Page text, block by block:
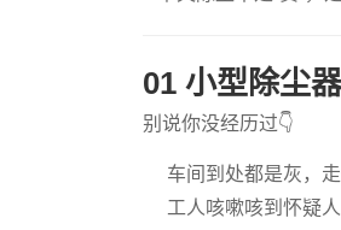
01 小型除尘
别说你没经历过👇
车间到处都是灰，走
工人咳嗽咳到怀疑人